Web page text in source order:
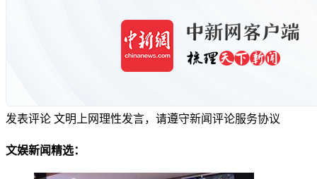
发表评论 文明上网理性发言，请遵守新闻评论服务协议
文娱新闻精选：